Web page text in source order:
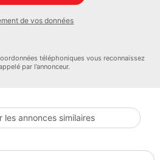
rétro ext
de vos données
téléphoniques vous reconnaissez
par l’annonceur.
les annonces similaires